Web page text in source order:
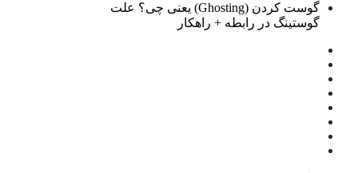
گوست کردن (Ghosting) یعنی چی؟ علت
گوستینگ در رابطه + راهکار